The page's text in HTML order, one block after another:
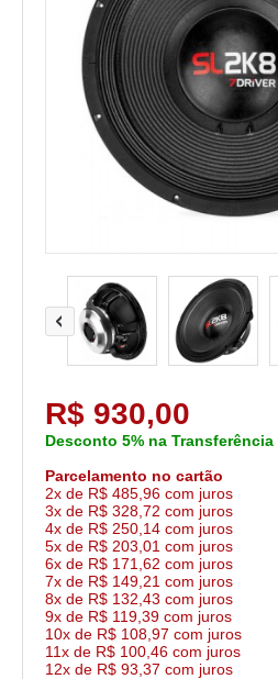
R$ 930,00
Desconto 5% na
Parcelamento no cartão
2x de R$ 485,96 com juros
3x de R$ 328,72 com juros
4x de R$ 250,14 com juros
5x de R$ 203,01 com juros
6x de R$ 171,62 com juros
7x de R$ 149,21 com juros
8x de R$ 132,43 com juros
9x de R$ 119,39 com juros
10x de R$ 108,97 com juros
11x de R$ 100,46 com juros
12x de R$ 93,37 com juros